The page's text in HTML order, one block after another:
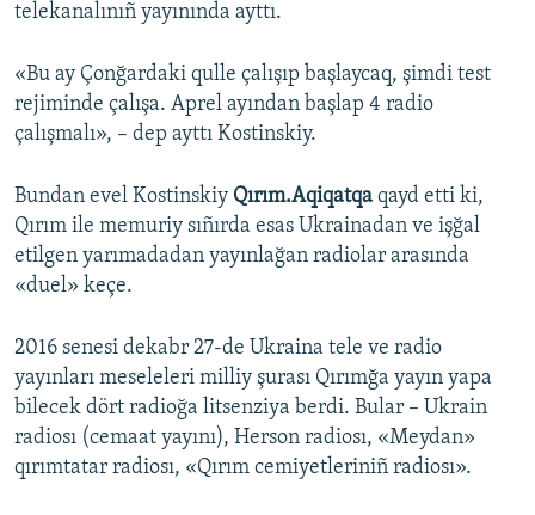
telekanalınıñ yayınında ayttı.
«Bu ay Çonğardaki qulle çalışıp başlaycaq, şimdi test
rejiminde çalışa. Aprel ayından başlap 4 radio
çalışmalı», – dep ayttı Kostinskiy.
Bundan evel Kostinskiy Qırım.Aqiqatqa qayd etti ki,
Qırım ile memuriy sıñırda esas Ukrainadan ve işğal
etilgen yarımadadan yayınlağan radiolar arasında
«duel» keçe.
2016 senesi dekabr 27-de Ukraina tele ve radio
yayınları meseleleri milliy şurası Qırımğa yayın yapa
bilecek dört radioğa litsenziya berdi. Bular – Ukrain
radiosı (cemaat yayını), Herson radiosı, «Meydan»
qırımtatar radiosı, «Qırım cemiyetleriniñ radiosı».